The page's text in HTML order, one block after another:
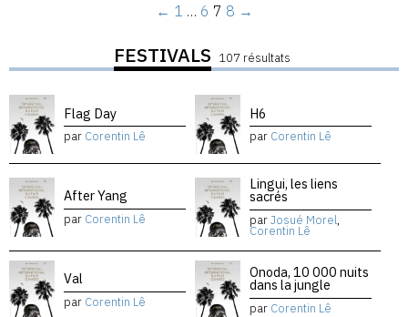
← 1 … 6 7 8 →
FESTIVALS 107 résultats
Flag Day
par Corentin Lê
H6
par Corentin Lê
After Yang
par Corentin Lê
Lingui, les liens
sacrés
parJosué Morel,
Corentin Lê
Val
par Corentin Lê
Onoda, 10 000 nuits
dans la jungle
par Corentin Lê